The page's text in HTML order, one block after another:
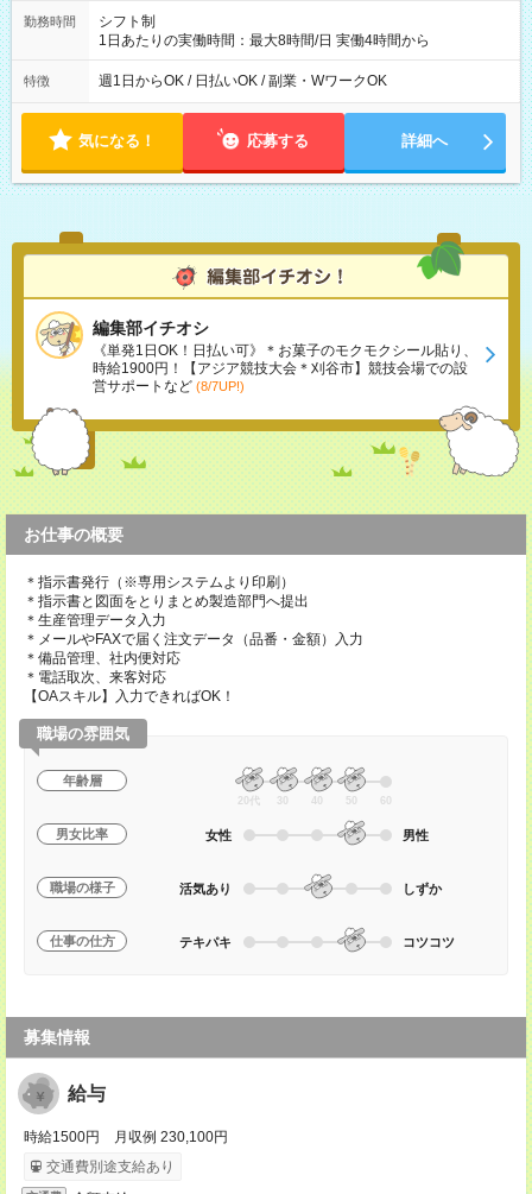
勤務時間
シフト制
1日あたりの実働時間：最大8時間/日 実働4時間から
特徴 週1日からOK / 日払いOK / 副業・WワークOK
気になる！ 応募する 詳細へ
編集部イチオシ
《単発1日OK！日払い可》＊お菓子のモクモクシール貼り、
時給1900円！【アジア競技大会＊刈谷市】競技会場での設
営サポートなど (8/7UP!)
お仕事の概要
＊指示書発行（※専用システムより印刷）
＊指示書と図面をとりまとめ製造部門へ提出
＊生産管理データ入力
＊メールやFAXで届く注文データ（品番・金額）入力
＊備品管理、社内便対応
＊電話取次、来客対応
【OAスキル】入力できればOK！
職場の雰囲気
年齢層
20代 30 40 50 60
男女比率 女性 男性
職場の様子 活気あり しずか
仕事の仕方 テキパキ コツコツ
募集情報
給与
時給1500円 月収例 230,100円
交通費別途支給あり